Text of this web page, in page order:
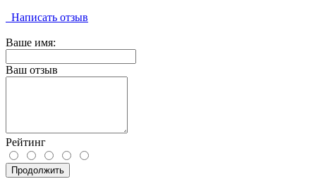
Написать отзыв
Ваше имя:
Ваш отзыв
Рейтинг
Продолжить